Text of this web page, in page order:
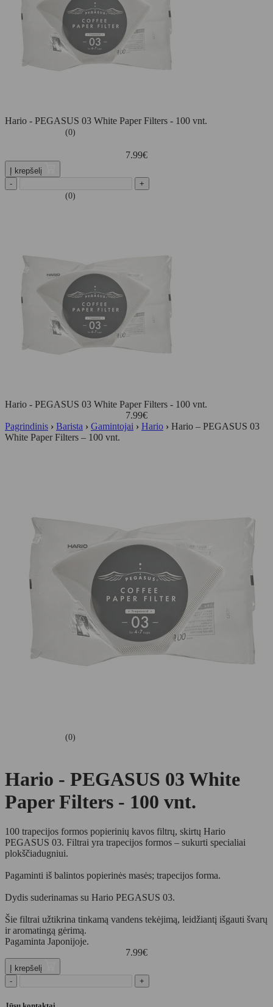
Hario - PEGASUS 03 White Paper Filters - 100 vnt.
(0)
7.99€
Į krepšelį
-
+
(0)
Hario - PEGASUS 03 White Paper Filters - 100 vnt.
7.99€
Pagrindinis › Barista › Gamintojai › Hario › Hario – PEGASUS 03
White Paper Filters – 100 vnt.
(0)
Hario - PEGASUS 03 White
Paper Filters - 100 vnt.
100 trapecijos formos popierinių kavos filtrų, skirtų Hario
PEGASUS 03. Filtrai yra trapecijos formos – sukurti specialiai
plokščiadugniui.
Pagaminti iš balintos popierinės masės; trapecijos forma.
Dydis suderinamas su Hario PEGASUS 03.
Šie filtrai užtikrina tinkamą vandens tekėjimą, leidžiantį išgauti švarų
ir aromatingą gėrimą.
Pagaminta Japonijoje.
7.99€
Į krepšelį
-
+